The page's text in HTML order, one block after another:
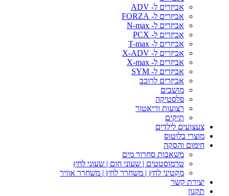
אביזרים ל- ADV
אביזרים ל- FORZA
אביזרים ל- N-max
אביזרים ל- PCX
אביזרים ל- T-max
אביזרים ל- X-ADV
אביזרים ל- X-max
אביזרים ל- SYM
אביזרים לרוכב
מושבים
פלסטיקה
רצועות וריאטור
תיקים
צעצועים לילדים
מוצרי בלוטוס
חימום והסקה
משאבות סחרור מים
טרמוסטטים | שעוני חום | שעוני לחץ
מקטיני לחץ | משחרר לחץ | משחרר אוויר
יצירת קשר
תקנון